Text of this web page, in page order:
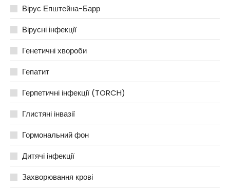
Вірус Епштейна-Барр
Вірусні інфекції
Генетичні хвороби
Гепатит
Герпетичні інфекції (TORCH)
Глистяні інвазії
Гормональний фон
Дитячі інфекції
Захворювання крові